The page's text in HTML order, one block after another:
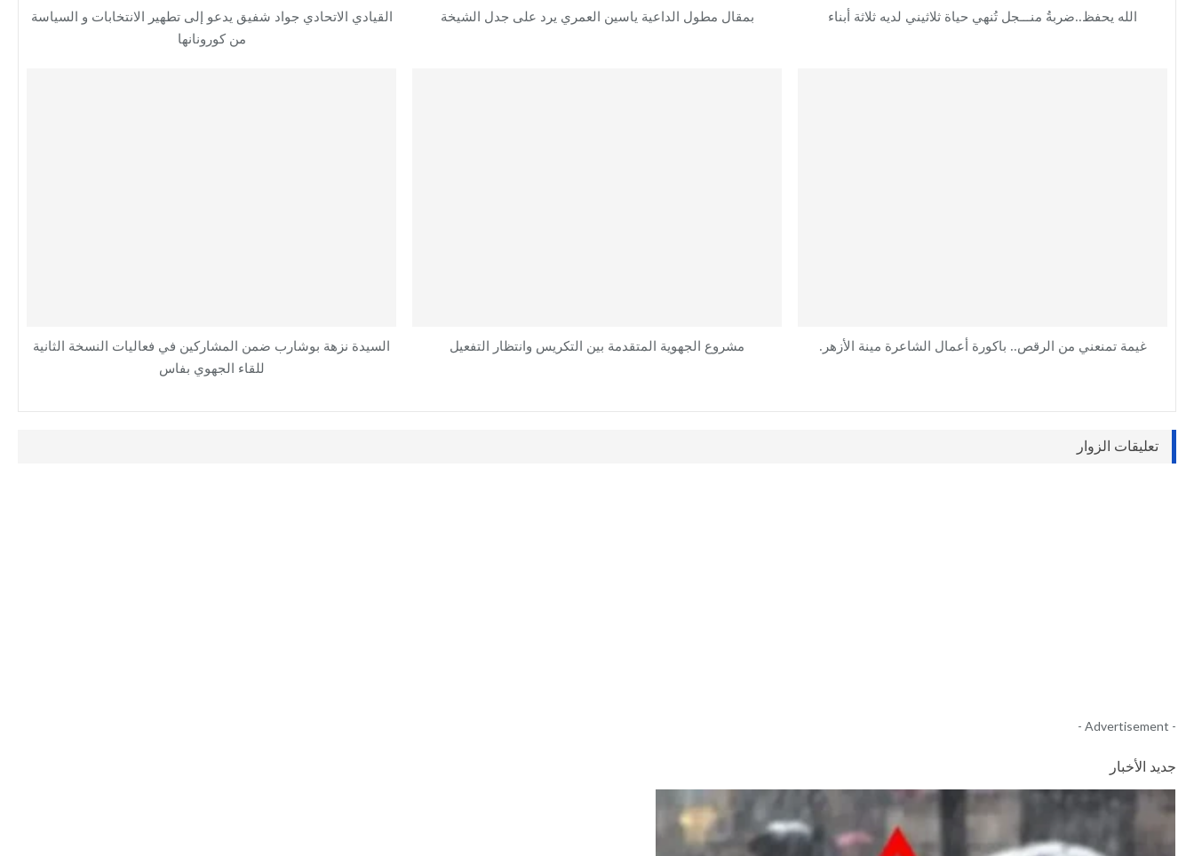
الله يحفظ..ضربةُ منـــجل تُنهي حياة ثلاثيني لديه ثلاثة أبناء بمقال مطول الداعية ياسين العمري يرد على جدل الشيخة
القيادي الاتحادي جواد شفيق يدعو إلى تطهير الانتخابات و السياسة
من كورونانها
غيمة تمنعني من الرقص.. باكورة أعمال الشاعرة مينة الأزهر. مشروع الجهوية المتقدمة بين التكريس وانتظار التفعيل
السيدة نزهة بوشارب ضمن المشاركين في فعاليات النسخة الثانية
للقاء الجهوي بفاس
تعليقات الزوار
- Advertisement -
جديد الأخبار